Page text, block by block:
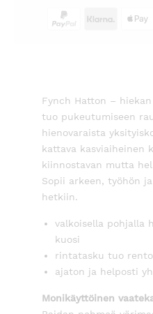
Fynch Hatton –
tuo pukeutumiseen
hienovaraista
kattava kasviaiheinen
kiinnostavan mutta
Sopii arkeen, työhön
hetkiin.
valkoisella pohjalla
kuosi
rintatasku tuo
ajaton ja helposti
Monikäyttöinen